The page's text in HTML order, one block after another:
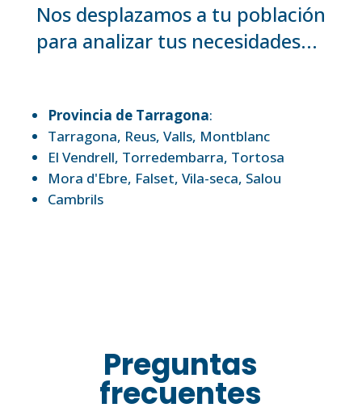
Nos desplazamos a tu población
para analizar tus necesidades...
Provincia de Tarragona:
Tarragona, Reus, Valls, Montblanc
El Vendrell, Torredembarra, Tortosa
Mora d'Ebre, Falset, Vila-seca, Salou
Cambrils
Preguntas
frecuentes